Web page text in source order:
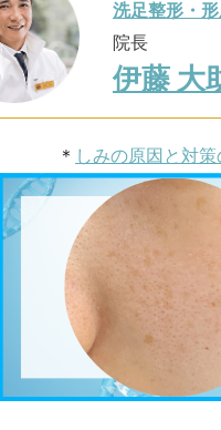
洗足整形・
院長
伊藤 大
＊ しみの原因と対